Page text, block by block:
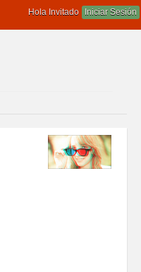
Iniciar Sesión
Hola Invitado